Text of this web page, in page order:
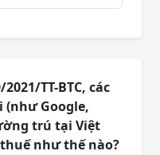
TT-BTC, các
(như Google,
trú tại Việt
như thế nào?